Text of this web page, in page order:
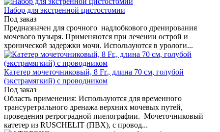
Набор для экстренной цистостомии
Под заказ
Предназначен для срочного надлобкового дренирования
мочевого пузыря. Применяются при лечении острой и
хронической задержки мочи. Используются в урологи...
Катетер мочеточниковый, 8 Fr., длина 70 см, голубой
(экстрамягкий) с проводником
Под заказ
Область применения: Используются для временного
трансуретрального дренажа верхних мочевых путей,
проведения ретроградной пиелографии. Мочеточниковый
катетер из RUSCHELIT (ПВХ), с провод...